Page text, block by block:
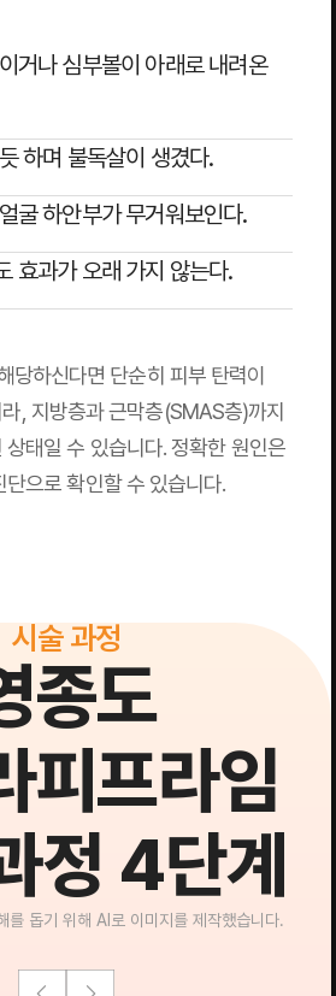
거나 심부볼이 아래로 내려온
하며 불독살이 생겼다.
굴 하안부가 무거워보인다.
효과가 오래 가지 않는다.
당하신다면 단순히 피부 탄력이
, 지방층과 근막층(SMAS층)까지
태일 수 있습니다. 정확한 원인은
단으로 확인할 수 있습니다.
시술 과정
종도
피프라임
정 4단계
를 돕기 위해 AI로 이미지를 제작했습니다.